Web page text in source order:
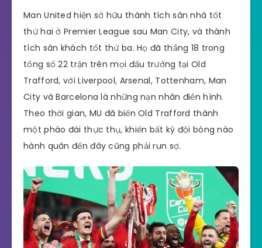
Man United hiện sở hữu thành tích sân nhà tốt
thứ hai ở Premier League sau Man City, và thành
tích sân khách tốt thứ ba. Họ đã thắng 18 trong
tổng số 22 trận trên mọi đấu trưởng tại Old
Trafford, với Liverpool, Arsenal, Tottenham, Man
City và Barcelona là những nạn nhân điển hình.
Theo thời gian, MU đã biến Old Trafford thành
một pháo đài thực thụ, khiến bất kỳ đội bóng nào
hành quân đến đây cũng phải run sợ.